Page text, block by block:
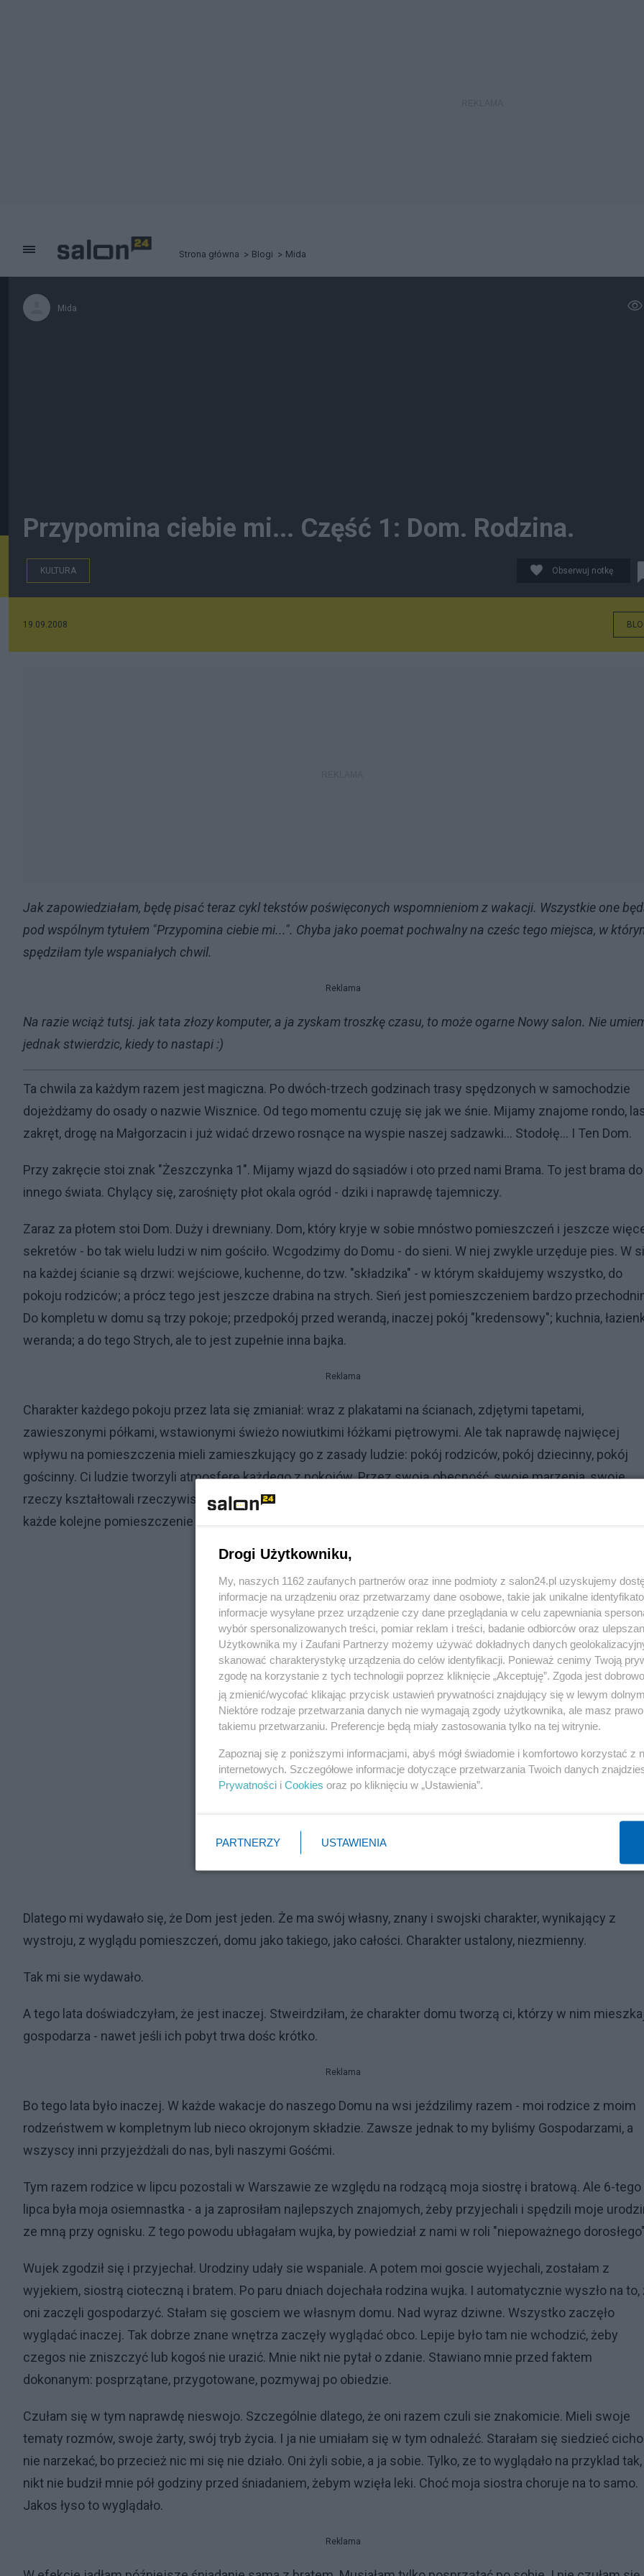
Strona główna Blogi Mida
Mida
Przypomina ciebie mi... Część 1: Dom. Rodzina.
KULTURA Obserwuj notkę
19.09.2008
Jak zapowiedziałam, będę pisać teraz cykl tekstów poświęconych wspomnieniom z wakacji. Wszystkie one
pod wspólnym tytułem "Przypomina ciebie mi...". Chyba jako poemat pochwalny na cześc tego miejsca, w
spędziłam tyle wspaniałych chwil.
Reklama
Na razie wciąż tutsj. jak tata złozy komputer, a ja zyskam troszkę czasu, to może ogarne Nowy salon. Nie
jednak stwierdzic, kiedy to nastapi :)
Ta chwila za każdym razem jest magiczna. Po dwóch-trzech godzinach trasy spędzonych w samochodzie
dojeżdżamy do osady o nazwie Wisznice. Od tego momentu czuję się jak we śnie. Mijamy znajome rondo,
zakręt, drogę na Małgorzacin i już widać drzewo rosnące na wyspie naszej sadzawki... Stodołę... I Ten Dom.
Przy zakręcie stoi znak "Żeszczynka 1". Mijamy wjazd do sąsiadów i oto przed nami Brama. To jest brama do
innego świata. Chylący się, zarośnięty płot okala ogród - dziki i naprawdę tajemniczy.
Zaraz za płotem stoi Dom. Duży i drewniany. Dom, który kryje w sobie mnóstwo pomieszczeń i jeszcze
sekretów - bo tak wielu ludzi w nim gościło. Wcgodzimy do Domu - do sieni. W niej zwykle urzęduje pies. W
na każdej ścianie są drzwi: wejściowe, kuchenne, do tzw. "składzika" - w którym skałdujemy wszystko, do
pokoju rodziców; a prócz tego jest jeszcze drabina na strych. Sień jest pomieszczeniem bardzo
Do kompletu w domu są trzy pokoje; przedpokój przed werandą, inaczej pokój "kredensowy"; kuchnia,
weranda; a do tego Strych, ale to jest zupełnie inna bajka.
Reklama
Charakter każdego pokoju przez lata się zmianiał: wraz z plakatami na ścianach, zdjętymi tapetami,
zawieszonymi półkami, wstawionymi świeżo nowiutkimi łóżkami piętrowymi. Ale tak naprawdę najwięcej
wpływu na pomieszczenia mieli zamieszkujący go z zasady ludzie: pokój rodziców, pokój dziecinny, pokój
gościnny. Ci ludzie tworzyli atmosferę każdego z pokojów. Przez swoją obecność, swoje marzenia, swoje
rzeczy kształtowali rzeczywistość i przestrzeń wokół siebie. Ja do Tego Domu przyjeżdżam co roku i on oraz
każde kolejne pomieszczenie ma w mojej głowie swój własny, charakterystyczny obraz.
Dlatego mi wydawało się, że Dom jest jeden. Że ma swój własny, znany i swojski charakter, wynikający z
wystroju, z wyglądu pomieszczeń, domu jako takiego, jako całości. Charakter ustalony, niezmienny.
Tak mi sie wydawało.
A tego lata doświadczyłam, że jest inaczej. Stweirdziłam, że charakter domu tworzą ci, którzy w nim
gospodarza - nawet jeśli ich pobyt trwa dośc krótko.
Reklama
Bo tego lata było inaczej. W każde wakacje do naszego Domu na wsi jeździlimy razem - moi rodzice z moim
rodzeństwem w kompletnym lub nieco okrojonym składzie. Zawsze jednak to my byliśmy Gospodarzami, a
wszyscy inni przyjeżdżali do nas, byli naszymi Gośćmi.
Tym razem rodzice w lipcu pozostali w Warszawie ze względu na rodzącą moja siostrę i bratową. Ale 6-tego
lipca była moja osiemnastka - a ja zaprosiłam najlepszych znajomych, żeby przyjechali i spędzili moje
ze mną przy ognisku. Z tego powodu ubłagałam wujka, by powiedział z nami w roli "niepoważnego
Wujek zgodził się i przyjechał. Urodziny udały sie wspaniale. A potem moi goscie wyjechali, zostałam z
wyjekiem, siostrą cioteczną i bratem. Po paru dniach dojechała rodzina wujka. I automatycznie wyszło na to,
oni zaczęli gospodarzyć. Stałam się gosciem we własnym domu. Nad wyraz dziwne. Wszystko zaczęło
wyglądać inaczej. Tak dobrze znane wnętrza zaczęły wyglądać obco. Lepije było tam nie wchodzić, żeby
czegos nie zniszczyć lub kogoś nie urazić. Mnie nikt nie pytał o zdanie. Stawiano mnie przed faktem
dokonanym: posprzątane, przygotowane, pozmywaj po obiedzie.
Czułam się w tym naprawdę nieswojo. Szczególnie dlatego, że oni razem czuli sie znakomicie. Mieli swoje
tematy rozmów, swoje żarty, swój tryb życia. I ja nie umiałam się w tym odnaleźć. Starałam się siedzieć
nie narzekać, bo przecież nic mi się nie działo. Oni żyli sobie, a ja sobie. Tylko, ze to wyglądało na przyklad
nikt nie budził mnie pół godziny przed śniadaniem, żebym wzięła leki. Choć moja siostra choruje na to samo.
Jakos łyso to wyglądało.
Reklama
Drogi Użytkowniku,
My, naszych 1162 zaufanych partnerów oraz inne podmioty z salon24.pl uzyskujemy
informacje na urządzeniu oraz przetwarzamy dane osobowe, takie jak unikalne
informacje wysyłane przez urządzenie czy dane przeglądania w celu zapewniania
wybór spersonalizowanych treści, pomiar reklam i treści, badanie odbiorców oraz
Użytkownika my i Zaufani Partnerzy możemy używać dokładnych danych
skanować charakterystykę urządzenia do celów identyfikacji. Ponieważ cenimy Twoją
zgodę na korzystanie z tych technologii poprzez kliknięcie „Akceptuję”. Zgoda jest
ją zmienić/wycofać klikając przycisk ustawień prywatności znajdujący się w lewym
Niektóre rodzaje przetwarzania danych nie wymagają zgody użytkownika, ale masz
takiemu przetwarzaniu. Preferencje będą miały zastosowania tylko na tej witrynie.
Zapoznaj się z poniższymi informacjami, abyś mógł świadomie i komfortowo korzystać z
internetowych. Szczegółowe informacje dotyczące przetwarzania Twoich danych
Prywatności i Cookies oraz po kliknięciu w „Ustawienia”.
PARTNERZY USTAWIENIA